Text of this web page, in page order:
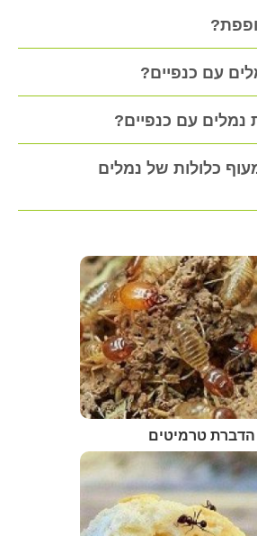
עם כנפיים?
נמלים עם כנפיים?
כלולות של נמלים
הדברת טרמיטים